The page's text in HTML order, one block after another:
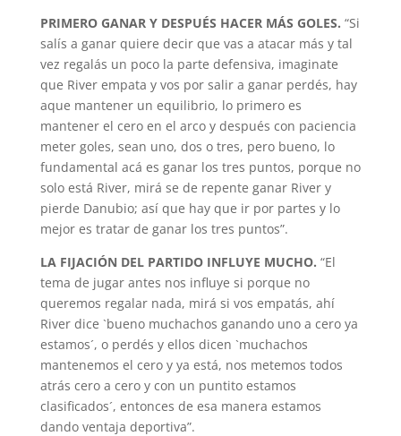
PRIMERO GANAR Y DESPUÉS HACER MÁS GOLES. “Si
salís a ganar quiere decir que vas a atacar más y tal
vez regalás un poco la parte defensiva, imaginate
que River empata y vos por salir a ganar perdés, hay
aque mantener un equilibrio, lo primero es
mantener el cero en el arco y después con paciencia
meter goles, sean uno, dos o tres, pero bueno, lo
fundamental acá es ganar los tres puntos, porque no
solo está River, mirá se de repente ganar River y
pierde Danubio; así que hay que ir por partes y lo
mejor es tratar de ganar los tres puntos”.
LA FIJACIÓN DEL PARTIDO INFLUYE MUCHO. “El
tema de jugar antes nos influye si porque no
queremos regalar nada, mirá si vos empatás, ahí
River dice `bueno muchachos ganando uno a cero ya
estamos´, o perdés y ellos dicen `muchachos
mantenemos el cero y ya está, nos metemos todos
atrás cero a cero y con un puntito estamos
clasificados´, entonces de esa manera estamos
dando ventaja deportiva”.